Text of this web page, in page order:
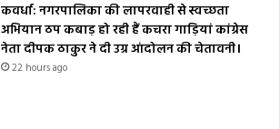
कवर्धा: नगरपालिका की लापरवाही से स्वच्छता
अभियान ठप कबाड़ हो रही हैं कचरा गाड़ियां कांग्रेस
नेता दीपक ठाकुर ने दी उग्र आंदोलन की चेतावनी।
22 hours ago